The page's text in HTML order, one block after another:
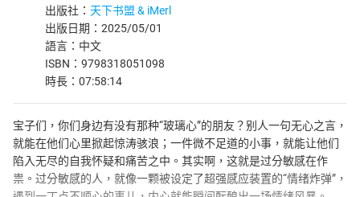
出版社： 天下书盟 & iMerl
出版日期：2025/05/01
語言：中文
ISBN：9798318051098
時長：07:58:14
宝子们，你们身边有没有那种“玻璃心”的朋友？别人一句无心之言，
就能在他们心里掀起惊涛骇浪；一件微不足道的小事，就能让他们
陷入无尽的自我怀疑和痛苦之中。其实啊，这就是过分敏感在作
祟。过分敏感的人，就像一颗被设定了超强感应装置的“情绪炸弹”，